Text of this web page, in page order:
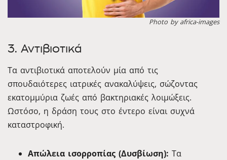
Photo by africa-images
3. Αντιβιοτικά
Τα αντιβιοτικά αποτελούν μία από τις
σπουδαιότερες ιατρικές ανακαλύψεις, σώζοντας
εκατομμύρια ζωές από βακτηριακές λοιμώξεις.
Ωστόσο, η δράση τους στο έντερο είναι συχνά
καταστροφική.
Απώλεια ισορροπίας (Δυσβίωση): Τα